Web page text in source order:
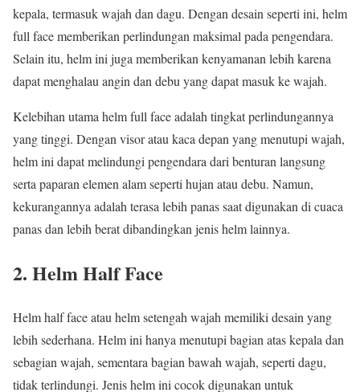
kepala, termasuk wajah dan dagu. Dengan desain seperti ini, helm
full face memberikan perlindungan maksimal pada pengendara.
Selain itu, helm ini juga memberikan kenyamanan lebih karena
dapat menghalau angin dan debu yang dapat masuk ke wajah.
Kelebihan utama helm full face adalah tingkat perlindungannya
yang tinggi. Dengan visor atau kaca depan yang menutupi wajah,
helm ini dapat melindungi pengendara dari benturan langsung
serta paparan elemen alam seperti hujan atau debu. Namun,
kekurangannya adalah terasa lebih panas saat digunakan di cuaca
panas dan lebih berat dibandingkan jenis helm lainnya.
2. Helm Half Face
Helm half face atau helm setengah wajah memiliki desain yang
lebih sederhana. Helm ini hanya menutupi bagian atas kepala dan
sebagian wajah, sementara bagian bawah wajah, seperti dagu,
tidak terlindungi. Jenis helm ini cocok digunakan untuk